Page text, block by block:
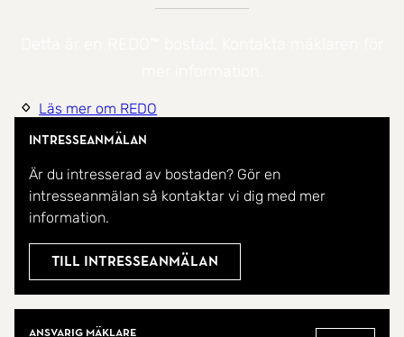
Läs mer om REDO
Intresseanmälan
Är du intresserad av bostaden? Gör en
intresseanmälan så kontaktar vi dig med mer
information.
Till intresseanmälan
Ansvarig mäklare